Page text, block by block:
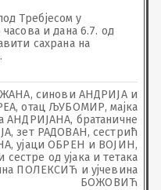
Требјесом у
и дана 6.7. од
сахрана на
синови АНДРИЈА и
отац ЉУБОМИР, мајка
АНДРИЈАНА, братаничне
зет РАДОВАН, сестрић
ујаци ОБРЕН и ВОЈИН,
од ујака и тетака
ПОЛЕКСИЋ и ујчевина
БОЖОВИЋ